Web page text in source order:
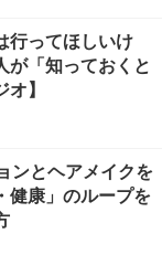
行ってほしいけ
が「知っておくと
】
ンとヘアメイクを
健康」のループを